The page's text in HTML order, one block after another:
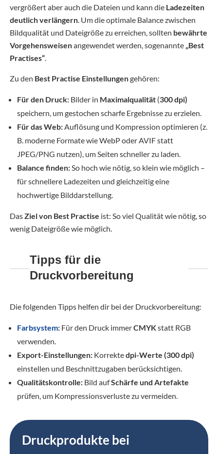
vergrößert aber auch die Dateien und kann die Ladezeiten
deutlich verlängern. Um die optimale Balance zwischen
Bildqualität und Dateigröße zu erreichen, sollten bewährte
Vorgehensweisenangewendet werden, sogenannte „Best
Practises“.
Zu den Best Practise Einstellungengehören:
Für den Druck: Bilder in Maximalqualität (300 dpi)
speichern, um gestochen scharfe Ergebnisse zu erzielen.
Für das Web:Auflösung und Kompression optimieren (z.
B. moderne Formate wie WebP oder AVIF statt
JPEG/PNG nutzen), um Seiten schneller zu laden.
Balance finden:So hoch wie nötig, so klein wie möglich –
für schnellere Ladezeiten und gleichzeitig eine
hochwertige Bilddarstellung.
DasZiel von Best Practise ist: So viel Qualität wie nötig, so
wenig Dateigröße wie möglich.
Tipps für die
Druckvorbereitung
Die folgenden Tipps helfen dir bei der Druckvorbereitung:
Farbsystem: Für den Druck immerCMYKstatt RGB
verwenden.
Export-Einstellungen: Korrektedpi-Werte (300 dpi)
einstellen und Beschnittzugaben berücksichtigen.
Qualitätskontrolle: Bild aufSchärfe und Artefakte
prüfen, um Kompressionsverluste zu vermeiden.
Druckprodukte bei